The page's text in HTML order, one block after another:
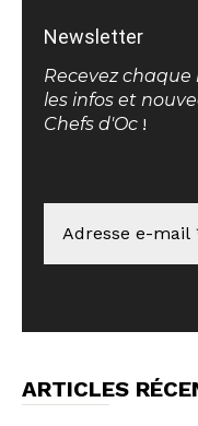
Newsletter
Recevez
les infos et
Chefs d'Oc !
ARTICLES